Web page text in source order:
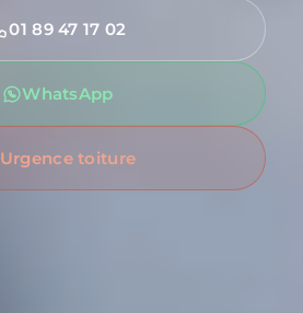
01 89 47 17 02
WhatsApp
Urgence toiture